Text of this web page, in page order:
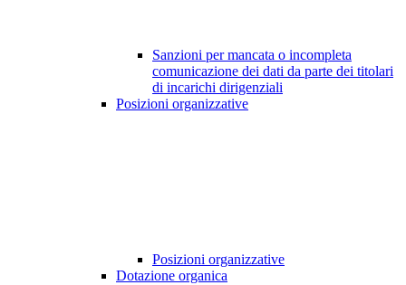
Sanzioni per mancata o incompleta
comunicazione dei dati da parte dei titolari
di incarichi dirigenziali
Posizioni organizzative
Posizioni organizzative
Dotazione organica